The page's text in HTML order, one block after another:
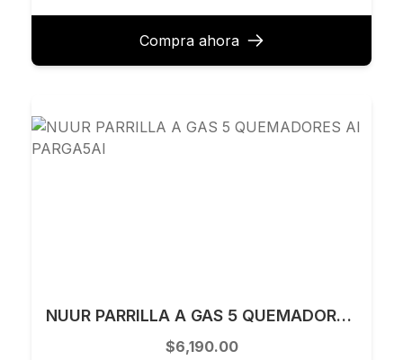
Compra ahora
NUUR PARRILLA A GAS 5 QUEMADORES AI PARGA5AI
$6,190.00